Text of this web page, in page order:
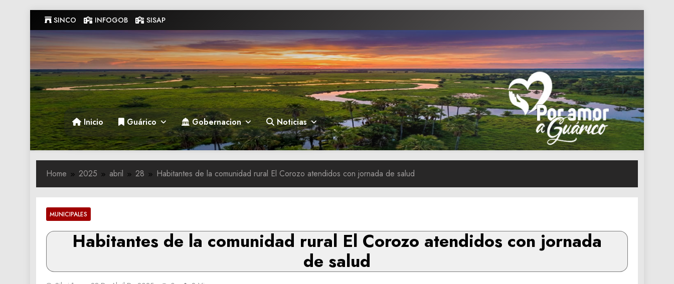
to
content
SINCO INFOGOB SISAP
Gobernacion de Guarico
Gobernacion de Guarico
Inicio Guárico Gobernacion Noticias
Home 2025 abril 28 Habitantes de la comunidad rural El Corozo atendidos con jornada de salud
MUNICIPALES
Habitantes de la comunidad rural El Corozo atendidos con jornada
de salud